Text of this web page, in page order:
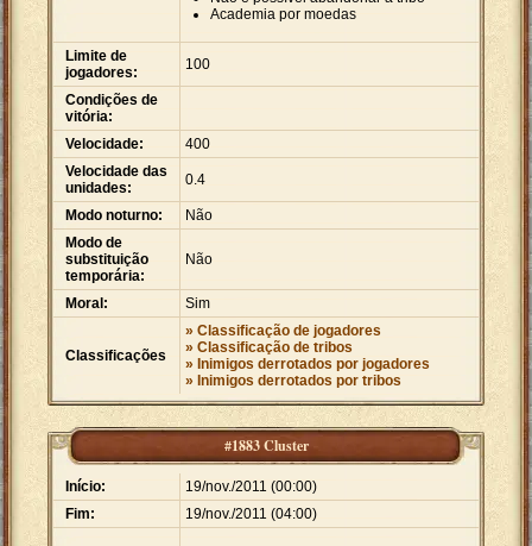
Academia por moedas
Limite de
jogadores:
100
Condições de
vitória:
Velocidade:
400
Velocidade das
unidades:
0.4
Modo noturno:
Não
Modo de
substituição
temporária:
Não
Moral: Sim
Classificações
» Classificação de jogadores
» Classificação de tribos
» Inimigos derrotados por jogadores
» Inimigos derrotados por tribos
#1883 Cluster
Início:
19/nov./2011 (00:00)
Fim:
19/nov./2011 (04:00)